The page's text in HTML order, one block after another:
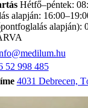
Hétfő–péntek:
alapján:
alapján):
52 998 485
4031 Debrecen,